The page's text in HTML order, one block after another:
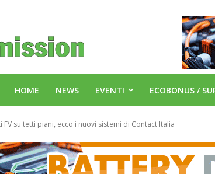
HOME NEWS EVENTI ECOBONUS /
FV su tetti piani, ecco i nuovi sistemi di Contact Italia